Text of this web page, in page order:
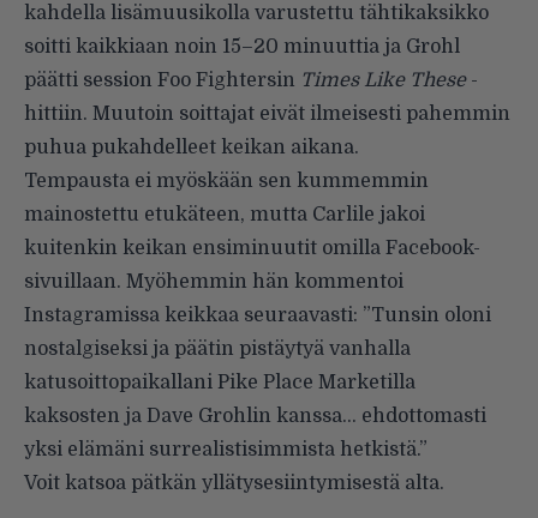
kahdella lisämuusikolla varustettu tähtikaksikko
soitti kaikkiaan noin 15–20 minuuttia ja Grohl
päätti session Foo Fightersin Times Like These-
hittiin. Muutoin soittajat eivät ilmeisesti pahemmin
puhua pukahdelleet keikan aikana.
Tempausta ei myöskään sen kummemmin
mainostettu etukäteen, mutta Carlile jakoi
kuitenkin keikan ensiminuutit omilla Facebook-
sivuillaan. Myöhemmin hän kommentoi
Instagramissa keikkaa seuraavasti: ”Tunsin oloni
nostalgiseksi ja päätin pistäytyä vanhalla
katusoittopaikallani Pike Place Marketilla
kaksosten ja Dave Grohlin kanssa… ehdottomasti
yksi elämäni surrealistisimmista hetkistä.”
Voit katsoa pätkän yllätysesiintymisestä alta.